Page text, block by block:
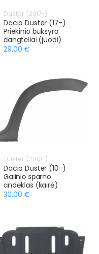
Duster (2017-)
Dacia Duster (17-)
Priekinio buksyro
dangteliai (juodi)
29,00 €
Duster (2010-)
Dacia Duster (10-)
Galinio sparno
andėklas (kairė)
30,00 €